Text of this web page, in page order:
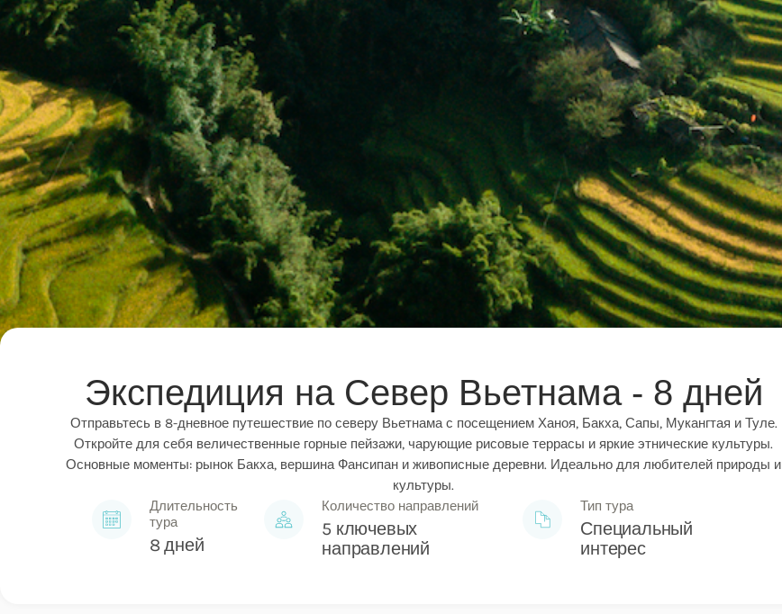
Экспедиция на Север Вьетнама - 8 дней
Отправьтесь в 8-дневное путешествие по северу Вьетнама с посещением Ханоя, Бакха, Сапы, Мукангтая и Туле.
Откройте для себя величественные горные пейзажи, чарующие рисовые террасы и яркие этнические культуры.
Основные моменты: рынок Бакха, вершина Фансипан и живописные деревни. Идеально для любителей природы и
культуры.
Длительность
тура
8 дней
Количество направлений
5 ключевых
направлений
Тип тура
Специальный
интерес